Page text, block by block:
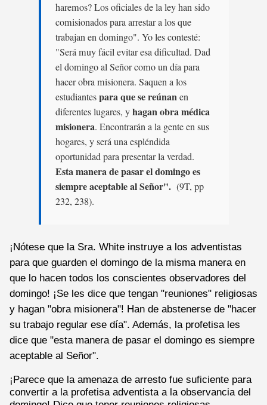
haremos? Los oficiales de la ley han sido
comisionados para arrestar a los que
trabajan en domingo". Yo les contesté:
"Será muy fácil evitar esa dificultad. Dad
el domingo al Señor como un día para
hacer obra misionera. Saquen a los
estudiantespara que se reúnanen
diferentes lugares, yhagan obra médica
misionera. Encontrarán a la gente en sus
hogares, y será una espléndida
oportunidad para presentar la verdad.
Esta manera de pasar el domingo es
siempre aceptable al Señor".(9T, pp
232, 238).
¡Nótese que la Sra. White instruye a los adventistas
para que guarden el domingo de la misma manera en
que lo hacen todos los conscientes observadores del
domingo! ¡Se les dice que tengan "reuniones" religiosas
y hagan "obra misionera"! Han de abstenerse de "hacer
su trabajo regular ese día". Además, la profetisa les
dice que "esta manera de pasar el domingo es siempre
aceptable al Señor".
¡Parece que la amenaza de arresto fue suficiente para
convertir a la profetisa adventista a la observancia del